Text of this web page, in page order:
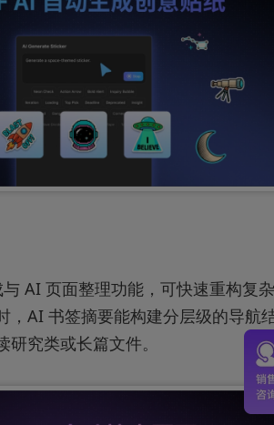
AI 页面整理功能，可快速重构复杂
，AI 书签摘要能构建分层级的导航
究类或长篇文件。